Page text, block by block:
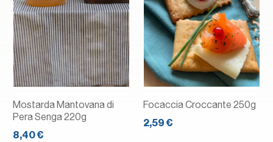
Mostarda Mantovana di
Pera Senga 220g
8,40 €
Focaccia Croccante 250g
2,59 €